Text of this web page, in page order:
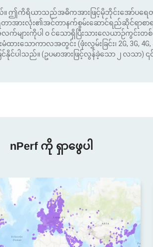
ဤကိရိယာသည်အဓိကအားဖြင့်မိုဘိုင်းအော်ပရေ
ာအားလုံး၏အင်တာနက်စွမ်းဆောင်ရည်ဆိုင်ရာစာရ
က်များကိုပါ ၀ င်သောရှိပြီးသားလေယာဉ်ကွင်း
မံထားသောကာလအတွင်း (ဖုံးလွှမ်းခြင်း၊ 2G, 3G, 4G,
ြင်နိုင်ပါသည်။ (ဥပမာအားဖြင့်လွန်ခဲ့သော ၂ လသာ)
nPerf ကို ရှာဖွေပါ